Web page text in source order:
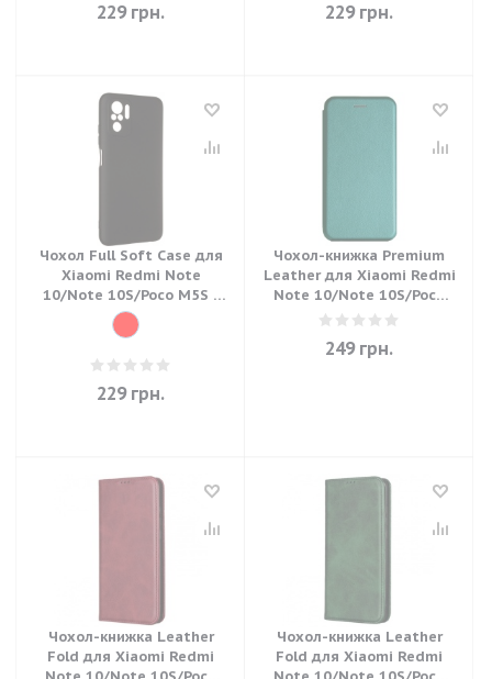
229грн. 229грн.
Чохол Full Soft Case для
Xiaomi Redmi Note
10/Note 10S/Poco M5S -
Black
229грн.
Чохол-книжка Premium
Leather для Xiaomi Redmi
Note 10/Note 10S/Poco
M5S (Темно-зелений)
249грн.
Чохол-книжка Leather
Fold для Xiaomi Redmi
Чохол-книжка Leather
Fold для Xiaomi Redmi